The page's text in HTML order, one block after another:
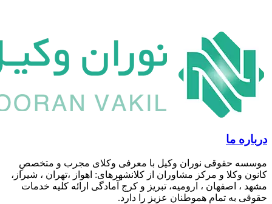
ما
حقوقی نوران وکیل با معرفی وکلای مجرب و متخصصِ
و مرکز مشاوران از کلانشهرهای: اهواز ،تهران ، شیراز،
اصفهان ، ارومیه، تبریز و کرج آمادگی ارائه کلیه خدمات
تمام هموطنان عزیز را دارد.